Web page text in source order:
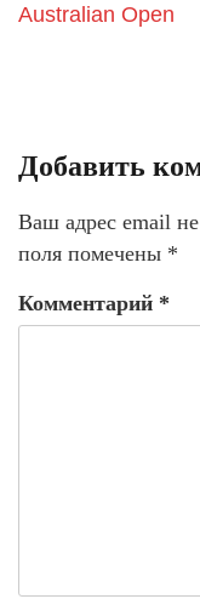
Australian Open
Добавить
Ваш адрес email
поля помечены *
Комментарий *